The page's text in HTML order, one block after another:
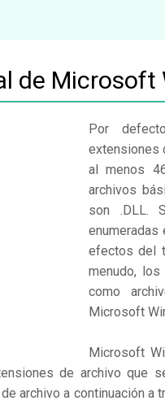
de
Por
extensiones
al menos
archivos
son .DLL.
enumeradas
efectos del
menudo,
como
Microsoft
Microsoft
de archivo que
archivo a continuación